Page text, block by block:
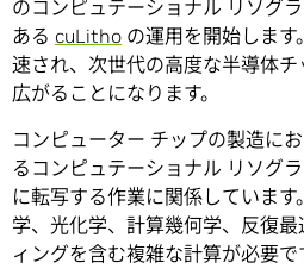
のコンピュテーショナル リソグ
ある cuLitho の運用を開始しま
速され、次世代の高度な半導体
広がることになります。
コンピューター チップの製造に
るコンピュテーショナル リソグ
に転写する作業に関係していま
学、光化学、計算幾何学、反復
ィングを含む複雑な計算が必要